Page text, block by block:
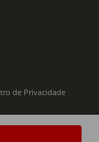
reservados
de Privacidade